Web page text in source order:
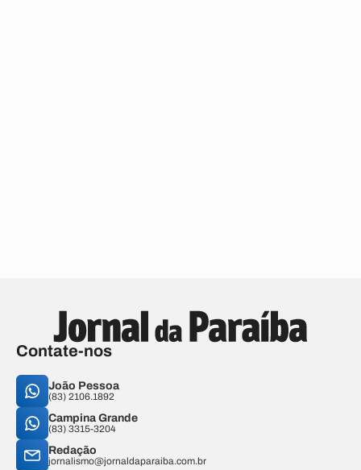
Contate-nos
João Pessoa
(83) 2106.1892
Campina Grande
(83) 3315-3204
Redação
jornalismo@jornaldaparaiba.com.br